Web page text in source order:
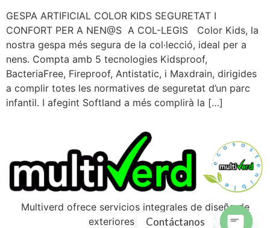
GESPA ARTIFICIAL COLOR KIDS SEGURETAT I
CONFORT PER A NEN@S A COL-LEGIS Color Kids, la
nostra gespa més segura de la col·lecció, ideal per a
nens. Compta amb 5 tecnologies Kidsproof,
BacteriaFree, Fireproof, Antistatic, i Maxdrain, dirigides
a complir totes les normatives de seguretat d’un parc
infantil. I afegint Softland a més complirà la […]
Multiverd ofrece servicios integrales de diseño de
exteriores en Girona
Contáctanos